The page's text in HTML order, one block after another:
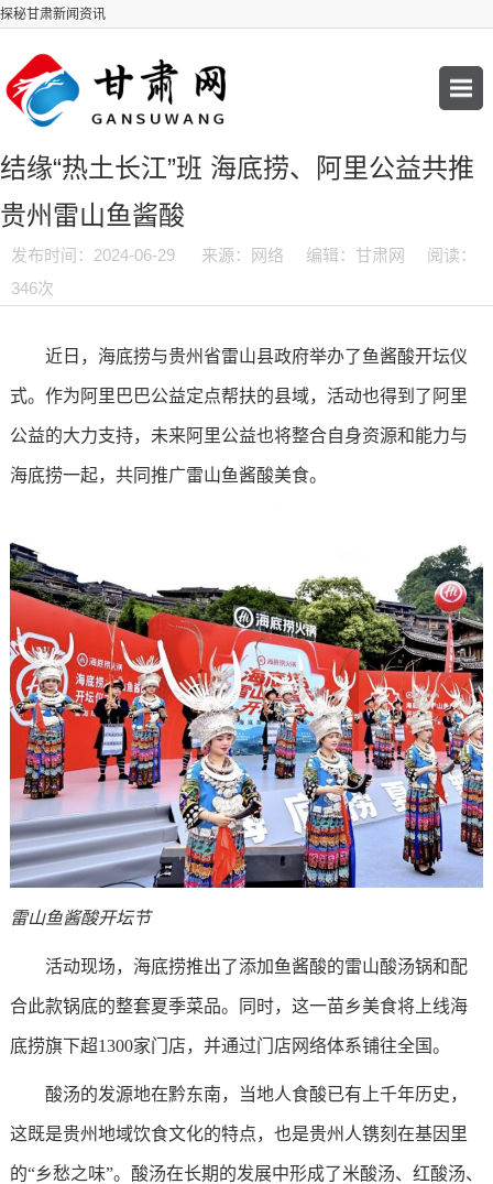
探秘甘肃新闻资讯
结缘“热土长江”班 海底捞、阿里公益共推
贵州雷山鱼酱酸
发布时间：2024-06-29 来源：网络 编辑：甘肃网
阅读：
346次
近日，海底捞与贵州省雷山县政府举办了鱼酱酸开坛仪
式。作为阿里巴巴公益定点帮扶的县域，活动也得到了阿里
公益的大力支持，未来阿里公益也将整合自身资源和能力与
海底捞一起，共同推广雷山鱼酱酸美食。
雷山鱼酱酸开坛节
活动现场，海底捞推出了添加鱼酱酸的雷山酸汤锅和配
合此款锅底的整套夏季菜品。同时，这一苗乡美食将上线海
底捞旗下超1300家门店，并通过门店网络体系铺往全国。
酸汤的发源地在黔东南，当地人食酸已有上千年历史，
这既是贵州地域饮食文化的特点，也是贵州人镌刻在基因里
的“乡愁之味”。酸汤在长期的发展中形成了米酸汤、红酸汤、